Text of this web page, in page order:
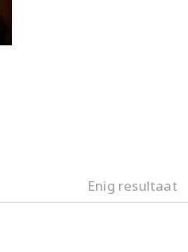
Enig resultaat